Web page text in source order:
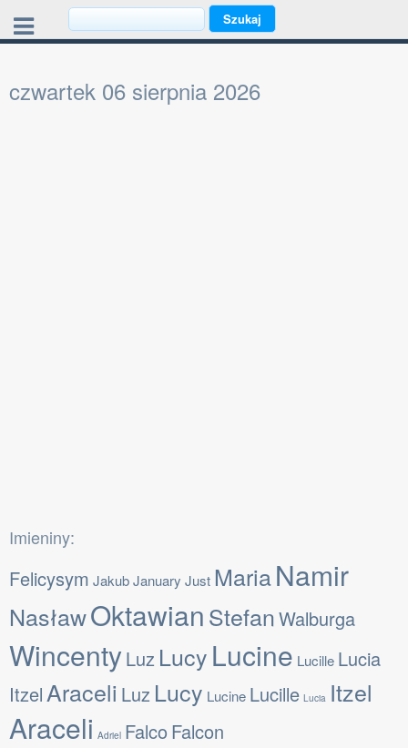
czwartek 06 sierpnia 2026
Imieniny:
Felicysym JakubJanuary Just MariaNamir
NasławOktawianStefanWalburga
Wincenty Luz LucyLucine Lucille Lucia
Itzel Araceli Luz Lucy Lucine Lucille Lucia Itzel
Araceli Adriel FalcoFalcon